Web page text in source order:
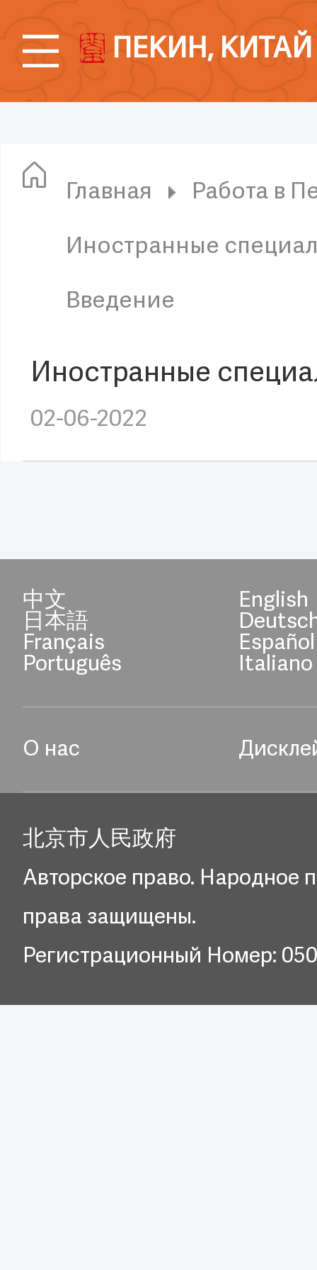
ПЕКИН, КИТАЙ
Главная
Работа в
Иностранные
Введение
Иностранные
02-06-2022
中文 English
日本語
Français Español
Português Italiano
О нас
北京市人民政府
Авторское право. Народное
права защищены.
Регистрационный Номер: